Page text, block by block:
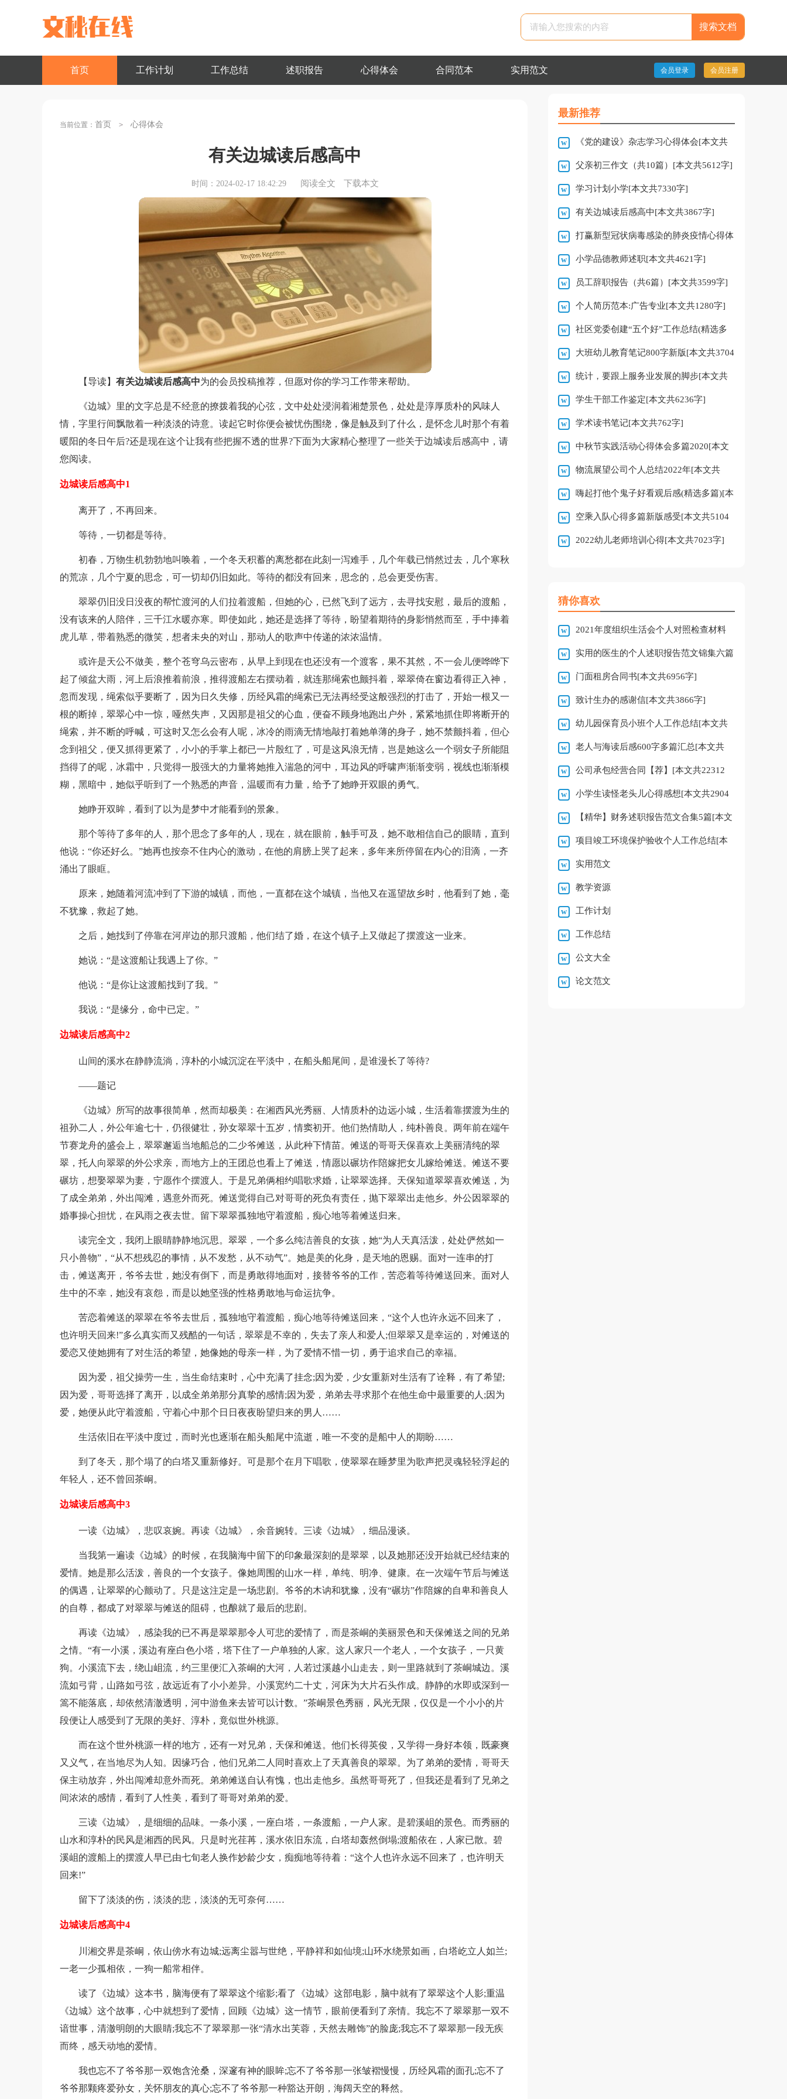
首页 工作计划 工作总结 述职报告 心得体会 合同范本 实用范文 会员登录 会员注册
当前位置： 首页 > 心得体会
有关边城读后感高中
时间：2024-02-17 18:42:29 阅读全文 下载本文
【导读】 有关边城读后感高中为的会员投稿推荐，但愿对你的学习工作带来帮助。
《边城》里的文字总是不经意的撩拨着我的心弦，文中处处浸润着湘楚景色，处处是淳厚质朴的风味人
情，字里行间飘散着一种淡淡的诗意。读起它时你便会被忧伤围绕，像是触及到了什么，是怀念儿时那个有着
暖阳的冬日午后?还是现在这个让我有些把握不透的世界?下面为大家精心整理了一些关于边城读后感高中，请
您阅读。
边城读后感高中1
离开了，不再回来。
等待，一切都是等待。
初春，万物生机勃勃地叫唤着，一个冬天积蓄的离愁都在此刻一泻难手，几个年载已悄然过去，几个寒秋
的荒凉，几个宁夏的思念，可一切却仍旧如此。等待的都没有回来，思念的，总会更受伤害。
翠翠仍旧没日没夜的帮忙渡河的人们拉着渡船，但她的心，已然飞到了远方，去寻找安慰，最后的渡船，
没有该来的人陪伴，三千江水暖亦寒。即使如此，她还是选择了等待，盼望着期待的身影悄然而至，手中捧着
虎儿草，带着熟悉的微笑，想者未央的对山，那动人的歌声中传递的浓浓温情。
或许是天公不做美，整个苍穹乌云密布，从早上到现在也还没有一个渡客，果不其然，不一会儿便哗哗下
起了倾盆大雨，河上后浪推着前浪，推得渡船左右摆动着，就连那绳索也颤抖着，翠翠倚在窗边看得正入神，
忽而发现，绳索似乎要断了，因为日久失修，历经风霜的绳索已无法再经受这般强烈的打击了，开始一根又一
根的断掉，翠翠心中一惊，哑然失声，又因那是祖父的心血，便奋不顾身地跑出户外，紧紧地抓住即将断开的
绳索，并不断的呼喊，可这时又怎么会有人呢，冰冷的雨滴无情地敲打着她单薄的身子，她不禁颤抖着，但心
念到祖父，便又抓得更紧了，小小的手掌上都已一片殷红了，可是这风浪无情，岂是她这么一个弱女子所能阻
挡得了的呢，冰霜中，只觉得一股强大的力量将她推入湍急的河中，耳边风的呼啸声渐渐变弱，视线也渐渐模
糊，黑暗中，她似乎听到了一个熟悉的声音，温暖而有力量，给予了她睁开双眼的勇气。
她睁开双眸，看到了以为是梦中才能看到的景象。
那个等待了多年的人，那个思念了多年的人，现在，就在眼前，触手可及，她不敢相信自己的眼睛，直到
他说：“你还好么。”她再也按奈不住内心的激动，在他的肩膀上哭了起来，多年来所停留在内心的泪滴，一齐
涌出了眼眶。
原来，她随着河流冲到了下游的城镇，而他，一直都在这个城镇，当他又在遥望故乡时，他看到了她，毫
不犹豫，救起了她。
之后，她找到了停靠在河岸边的那只渡船，他们结了婚，在这个镇子上又做起了摆渡这一业来。
她说：“是这渡船让我遇上了你。”
他说：“是你让这渡船找到了我。”
我说：“是缘分，命中已定。”
边城读后感高中2
山间的溪水在静静流淌，淳朴的小城沉淀在平淡中，在船头船尾间，是谁漫长了等待?
——题记
《边城》所写的故事很简单，然而却极美：在湘西风光秀丽、人情质朴的边远小城，生活着靠摆渡为生的
祖孙二人，外公年逾七十，仍很健壮，孙女翠翠十五岁，情窦初开。他们热情助人，纯朴善良。两年前在端午
节赛龙舟的盛会上，翠翠邂逅当地船总的二少爷傩送，从此种下情苗。傩送的哥哥天保喜欢上美丽清纯的翠
翠，托人向翠翠的外公求亲，而地方上的王团总也看上了傩送，情愿以碾坊作陪嫁把女儿嫁给傩送。傩送不要
碾坊，想娶翠翠为妻，宁愿作个摆渡人。于是兄弟俩相约唱歌求婚，让翠翠选择。天保知道翠翠喜欢傩送，为
了成全弟弟，外出闯滩，遇意外而死。傩送觉得自己对哥哥的死负有责任，抛下翠翠出走他乡。外公因翠翠的
婚事操心担忧，在风雨之夜去世。留下翠翠孤独地守着渡船，痴心地等着傩送归来。
读完全文，我闭上眼睛静静地沉思。翠翠，一个多么纯洁善良的女孩，她“为人天真活泼，处处俨然如一
只小兽物”，“从不想残忍的事情，从不发愁，从不动气”。她是美的化身，是天地的恩赐。面对一连串的打
击，傩送离开，爷爷去世，她没有倒下，而是勇敢得地面对，接替爷爷的工作，苦恋着等待傩送回来。面对人
生中的不幸，她没有哀怨，而是以她坚强的性格勇敢地与命运抗争。
苦恋着傩送的翠翠在爷爷去世后，孤独地守着渡船，痴心地等待傩送回来，“这个人也许永远不回来了，
也许明天回来!”多么真实而又残酷的一句话，翠翠是不幸的，失去了亲人和爱人;但翠翠又是幸运的，对傩送的
爱恋又使她拥有了对生活的希望，她像她的母亲一样，为了爱情不惜一切，勇于追求自己的幸福。
因为爱，祖父操劳一生，当生命结束时，心中充满了挂念;因为爱，少女重新对生活有了诠释，有了希望;
因为爱，哥哥选择了离开，以成全弟弟那分真挚的感情;因为爱，弟弟去寻求那个在他生命中最重要的人;因为
爱，她便从此守着渡船，守着心中那个日日夜夜盼望归来的男人……
生活依旧在平淡中度过，而时光也逐渐在船头船尾中流逝，唯一不变的是船中人的期盼……
到了冬天，那个塌了的白塔又重新修好。可是那个在月下唱歌，使翠翠在睡梦里为歌声把灵魂轻轻浮起的
年轻人，还不曾回茶峒。
边城读后感高中3
一读《边城》，悲叹哀婉。再读《边城》，余音婉转。三读《边城》，细品漫谈。
当我第一遍读《边城》的时候，在我脑海中留下的印象最深刻的是翠翠，以及她那还没开始就已经结束的
爱情。她是那么活泼，善良的一个女孩子。像她周围的山水一样，单纯、明净、健康。在一次端午节后与傩送
的偶遇，让翠翠的心颤动了。只是这注定是一场悲剧。爷爷的木讷和犹豫，没有“碾坊”作陪嫁的自卑和善良人
的自尊，都成了对翠翠与傩送的阻碍，也酿就了最后的悲剧。
再读《边城》，感染我的已不再是翠翠那令人可悲的爱情了，而是茶峒的美丽景色和天保傩送之间的兄弟
之情。“有一小溪，溪边有座白色小塔，塔下住了一户单独的人家。这人家只一个老人，一个女孩子，一只黄
狗。小溪流下去，绕山岨流，约三里便汇入茶峒的大河，人若过溪越小山走去，则一里路就到了茶峒城边。溪
流如弓背，山路如弓弦，故远近有了小小差异。小溪宽约二十丈，河床为大片石头作成。静静的水即或深到一
篙不能落底，却依然清澈透明，河中游鱼来去皆可以计数。”茶峒景色秀丽，风光无限，仅仅是一个小小的片
段便让人感受到了无限的美好、淳朴，竟似世外桃源。
而在这个世外桃源一样的地方，还有一对兄弟，天保和傩送。他们长得英俊，又学得一身好本领，既豪爽
又义气，在当地尽为人知。因缘巧合，他们兄弟二人同时喜欢上了天真善良的翠翠。为了弟弟的爱情，哥哥天
保主动放弃，外出闯滩却意外而死。弟弟傩送自认有愧，也出走他乡。虽然哥哥死了，但我还是看到了兄弟之
间浓浓的感情，看到了人性美，看到了哥哥对弟弟的爱。
三读《边城》，是细细的品味。一条小溪，一座白塔，一条渡船，一户人家。是碧溪岨的景色。而秀丽的
山水和淳朴的民风是湘西的民风。只是时光荏苒，溪水依旧东流，白塔却轰然倒塌;渡船依在，人家已散。碧
溪岨的渡船上的摆渡人早已由七旬老人换作妙龄少女，痴痴地等待着：“这个人也许永远不回来了，也许明天
回来!”
留下了淡淡的伤，淡淡的悲，淡淡的无可奈何……
边城读后感高中4
川湘交界是茶峒，依山傍水有边城;远离尘嚣与世绝，平静祥和如仙境;山环水绕景如画，白塔屹立人如兰;
一老一少孤相依，一狗一船常相伴。
读了《边城》这本书，脑海便有了翠翠这个缩影;看了《边城》这部电影，脑中就有了翠翠这个人影;重温
《边城》这个故事，心中就想到了爱情，回顾《边城》这一情节，眼前便看到了亲情。我忘不了翠翠那一双不
谙世事，清澈明朗的大眼睛;我忘不了翠翠那一张“清水出芙蓉，天然去雕饰”的脸庞;我忘不了翠翠那一段无疾
而终，感天动地的爱情。
我也忘不了爷爷那一双饱含沧桑，深邃有神的眼眸;忘不了爷爷那一张皱褶慢慢，历经风霜的面孔;忘不了
爷爷那颗疼爱孙女，关怀朋友的真心;忘不了爷爷那一种豁达开朗，海阔天空的释然。
最新推荐
《党的建设》杂志学习心得体会[本文共
1356字]父亲初三作文（共10篇）[本文共5612字]
学习计划小学[本文共7330字]
有关边城读后感高中[本文共3867字]
打赢新型冠状病毒感染的肺炎疫情心得体
会[本文共2065字]
小学品德教师述职[本文共4621字]
员工辞职报告（共6篇）[本文共3599字]
个人简历范本:广告专业[本文共1280字]
社区党委创建“五个好”工作总结(精选多
篇)[本文共19342字]
大班幼儿教育笔记800字新版[本文共3704
字] 统计，要跟上服务业发展的脚步[本文共
2923字]学生干部工作鉴定[本文共6236字]
学术读书笔记[本文共762字]
中秋节实践活动心得体会多篇2020[本文
共2534字]
物流展望公司个人总结2022年[本文共
6246字]嗨起打他个鬼子好看观后感(精选多篇)[本
文共7982字]
空乘入队心得多篇新版感受[本文共5104
字] 2022幼儿老师培训心得[本文共7023字]
猜你喜欢
2021年度组织生活会个人对照检查材料
[本文共1368字]
实用的医生的个人述职报告范文锦集六篇
[本文共6423字]
门面租房合同书[本文共6956字]
致计生办的感谢信[本文共3866字]
幼儿园保育员小班个人工作总结[本文共
6283字]老人与海读后感600字多篇汇总[本文共
3577字]公司承包经营合同【荐】[本文共22312
字] 小学生读怪老头儿心得感想[本文共2904
字] 【精华】财务述职报告范文合集5篇[本文
共9140字]
项目竣工环境保护验收个人工作总结[本
文共915字]
实用范文
教学资源
工作计划
工作总结
公文大全
论文范文